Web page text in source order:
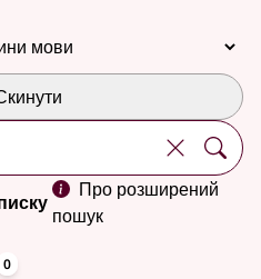
Про розширений
пошук
0